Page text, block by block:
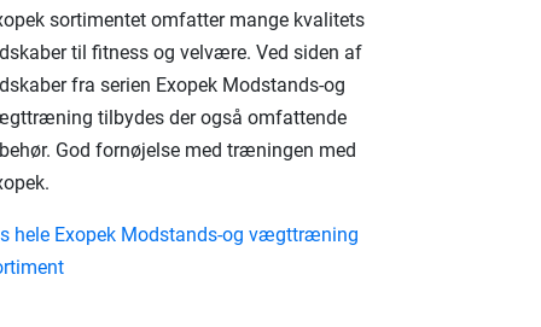
sortimentet omfatter mange kvalitets
til fitness og velvære. Ved siden af
fra serien Exopek Modstands-og
tilbydes der også omfattende
God fornøjelse med træningen med
hele Exopek Modstands-og vægttræning